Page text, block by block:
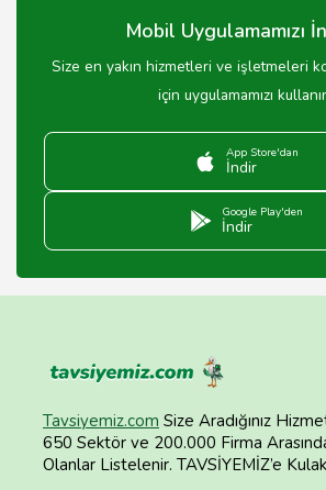
Mobil Uygulamamızı
Size en yakın hizmetleri ve işletmeleri
için uygulamamızı
App Store'dan
İndir
Google Play'den
İndir
Tavsiyemiz.com Size Aradığınız
650 Sektör ve 200.000 Firma
Olanlar Listelenir. TAVSİYEMİZ’e Kulak